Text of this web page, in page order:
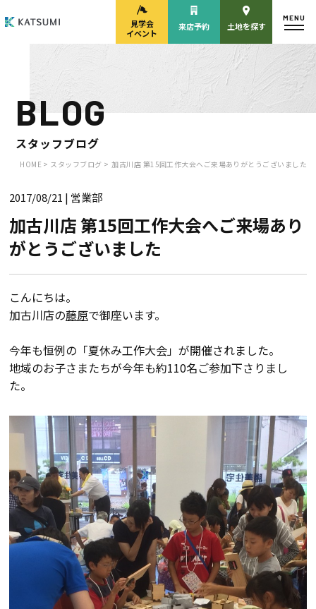
モデルハウス
来場予約
見学会・
来店予約
HOME
物件検索
分譲モデルハウス
おすすめ分譲地
手間ひまかけた家づくり
KATSUMIの標準仕様 和暮-なごみ-
素材とデザイン
耐震性能+制震性能
見学会
イベント
来店予約 土地を探す
MENU
BLOG
スタッフブログ
HOME > スタッフブログ > 加古川店 第15回工作大会へご来場ありがとうございました
2017/08/21 | 営業部
加古川店 第15回工作大会へご来場あり
がとうございました
こんにちは。
加古川店の藤原で御座います。
今年も恒例の「夏休み工作大会」が開催されました。
地域のお子さまたちが今年も約110名ご参加下さりまし
た。